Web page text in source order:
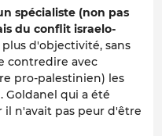
spécialiste (non pas
du conflit israelo-
d'objectivité, sans
contredire avec
pro-palestinien) les
Goldanel qui a été
n'avait pas peur d'être